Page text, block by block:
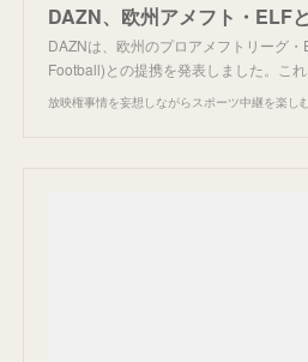
DAZN、欧州アメフト・ELF
DAZNは、欧州のプロアメフトリーグ
Football)との提携を発表しました。こ
放映権事情を妄想しながらスポーツ中継を楽し